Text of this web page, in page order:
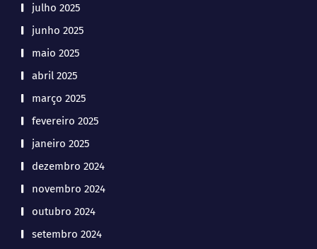
julho 2025
junho 2025
maio 2025
abril 2025
março 2025
fevereiro 2025
janeiro 2025
dezembro 2024
novembro 2024
outubro 2024
setembro 2024